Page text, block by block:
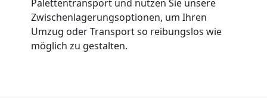
Palettentransport und nutzen Sie unsere
Zwischenlagerungsoptionen, um Ihren
Umzug oder Transport so reibungslos wie
möglich zu gestalten.